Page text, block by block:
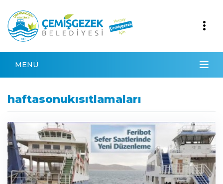
MENÜ
haftasonukısıtlamaları